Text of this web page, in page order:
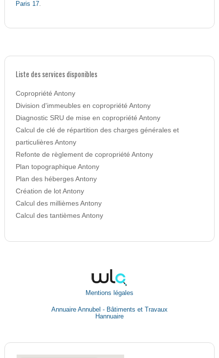
Paris 17.
Liste des services disponibles
Copropriété Antony
Division d'immeubles en copropriété Antony
Diagnostic SRU de mise en copropriété Antony
Calcul de clé de répartition des charges générales et
particulières Antony
Refonte de règlement de copropriété Antony
Plan topographique Antony
Plan des héberges Antony
Création de lot Antony
Calcul des millièmes Antony
Calcul des tantièmes Antony
Mentions légales
Annuaire Annubel - Bâtiments et Travaux
Hannuaire